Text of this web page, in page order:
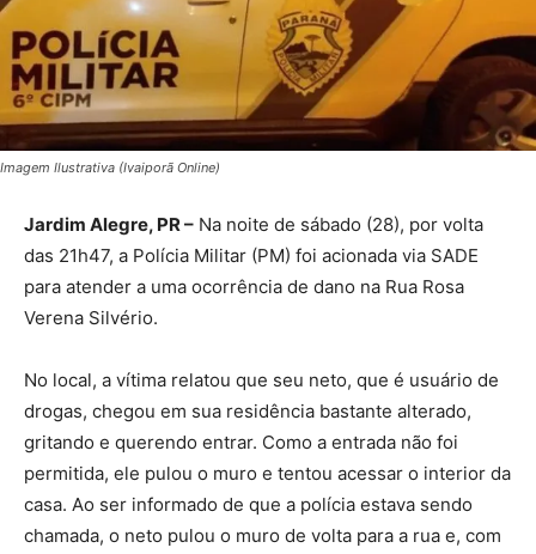
Imagem Ilustrativa (Ivaiporã Online)
Jardim Alegre, PR – Na noite de sábado (28), por volta
das 21h47, a Polícia Militar (PM) foi acionada via SADE
para atender a uma ocorrência de dano na Rua Rosa
Verena Silvério.
No local, a vítima relatou que seu neto, que é usuário de
drogas, chegou em sua residência bastante alterado,
gritando e querendo entrar. Como a entrada não foi
permitida, ele pulou o muro e tentou acessar o interior da
casa. Ao ser informado de que a polícia estava sendo
chamada, o neto pulou o muro de volta para a rua e, com